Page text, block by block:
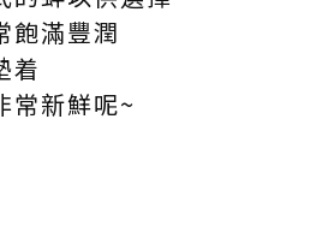
飽滿豐潤
着
常新鮮呢~